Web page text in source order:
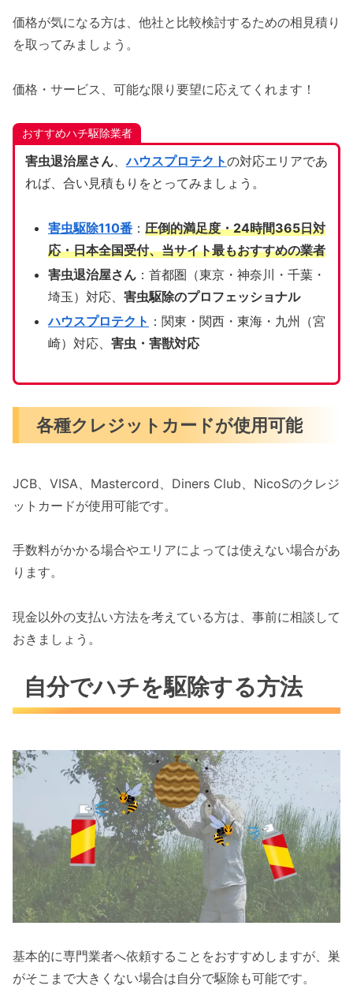
価格が気になる方は、他社と比較検討するための相見積り
を取ってみましょう。
価格・サービス、可能な限り要望に応えてくれます！
おすすめハチ駆除業者
害虫退治屋さん、ハウスプロテクトの対応エリアであ
れば、合い見積もりをとってみましょう。
害虫駆除110番： 圧倒的満足度・24時間365日対
応・日本全国受付、当サイト最もおすすめの業者
害虫退治屋さん：首都圏（東京・神奈川・千葉・
埼玉）対応、 害虫駆除のプロフェッショナル
ハウスプロテクト ：関東・関西・東海・九州（宮
崎）対応、 害虫・害獣対応
各種クレジットカードが使用可能
JCB、VISA、Mastercord、Diners Club、NicoSのクレジ
ットカードが使用可能です。
手数料がかかる場合やエリアによっては使えない場合があ
ります。
現金以外の支払い方法を考えている方は、事前に相談して
おきましょう。
自分でハチを駆除する方法
基本的に専門業者へ依頼することをおすすめしますが、巣
がそこまで大きくない場合は自分で駆除も可能です。